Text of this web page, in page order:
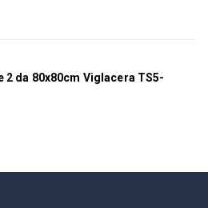
2 da 80x80cm Viglacera TS5-